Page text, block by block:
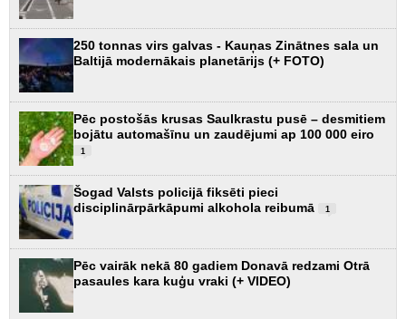
250 tonnas virs galvas - Kauņas Zinātnes sala un
Baltijā modernākais planetārijs (+ FOTO)
Pēc postošās krusas Saulkrastu pusē – desmitiem
bojātu automašīnu un zaudējumi ap 100 000 eiro
1
Šogad Valsts policijā fiksēti pieci
disciplinārpārkāpumi alkohola reibumā
1
Pēc vairāk nekā 80 gadiem Donavā redzami Otrā
pasaules kara kuģu vraki (+ VIDEO)